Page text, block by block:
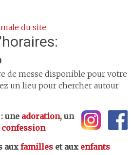
du site
de messe disponible pour votre
un lieu pour chercher autour
adoration, un
confession
aux familleset aux enfants